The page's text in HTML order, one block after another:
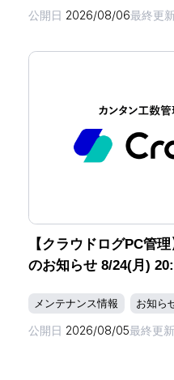
公開日 2026/08/06最終更
【クラウドログPC管
のお知らせ 8/24(月)
メンテナンス情報 お知ら
公開日 2026/08/05最終更